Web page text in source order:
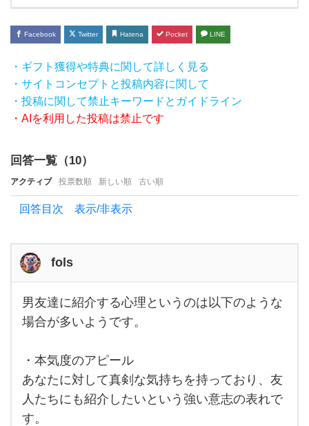
の
は今
後付
き合
い
た
か
ら？
Facebook Twitter Hatena Pocket LINE
・ギフト獲得や特典に関して詳しく見る
・サイトコンセプトと投稿内容に関して
・投稿に関して禁止キーワードとガイドライン
・AIを利用した投稿は禁止です
回答一覧（10）
アクティブ 投票数順 新しい順 古い順
回答目次 表示/非表示
fols
男友
達に
紹介
心理
とい
うの
は以
下の
よう
な場
男友達に紹介する心理というのは以下のような
場合が多いようです。
・本気度のアピール
あなたに対して真剣な気持ちを持っており、友
人たちにも紹介したいという強い意志の表れで
す。